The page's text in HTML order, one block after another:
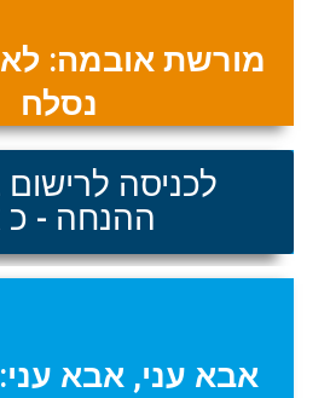
מורשת אובמה:
נסלח
לכניסה לרישום
ההנחה - כ
אבא עני, אבא